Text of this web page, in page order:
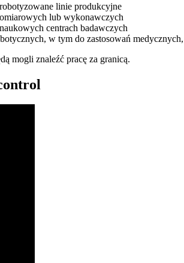
linie produkcyjne
lub wykonawczych
centrach badawczych
w tym do zastosowań
mogli znaleźć pracę za granicą.